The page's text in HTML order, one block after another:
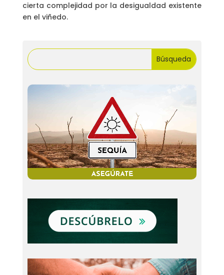
cierta complejidad por la desigualdad existente
en el viñedo.